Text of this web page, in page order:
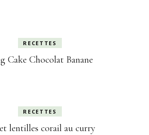
RECETTES
Cake Chocolat Banane
RECETTES
lentilles corail au curry